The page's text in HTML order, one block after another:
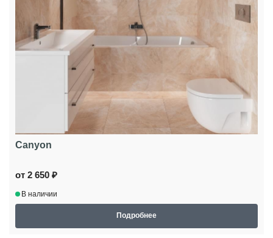
Canyon
от 2 650 ₽
В наличии
Подробнее